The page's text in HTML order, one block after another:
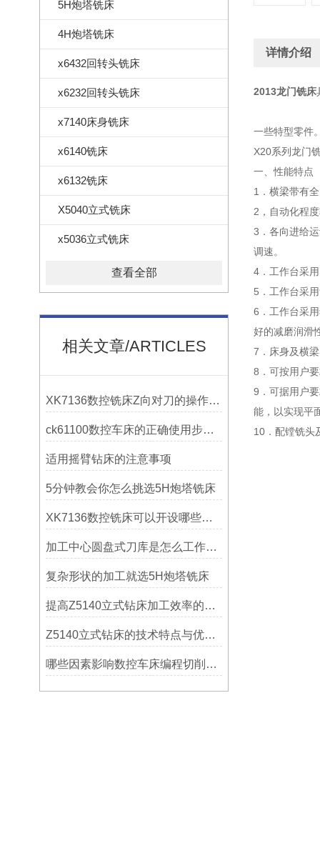
5H炮塔铣床
4H炮塔铣床
x6432回转头铣床
x6232回转头铣床
x7140床身铣床
x6140铣床
x6132铣床
X5040立式铣床
x5036立式铣床
查看全部
相关文章/ARTICLES
XK7136数控铣床Z向对刀的操作方法
ck61100数控车床的正确使用步骤是什么？
适用摇臂钻床的注意事项
5分钟教会你怎么挑选5H炮塔铣床
XK7136数控铣床可以开设哪些考核项目？
加工中心圆盘式刀库是怎么工作的？
复杂形状的加工就选5H炮塔铣床
提高Z5140立式钻床加工效率的改进措施
Z5140立式钻床的技术特点与优势分析
哪些因素影响数控车床编程切削量？
详情介绍
2013龙门铣床
一些特型零件
X20系列龙门
一、性能特点
1．横梁带有
2，自动化程
3．各向进给
调速。
4．工作台采
5．工作台采
6．工作台采
好的减磨润滑
7．床身及横
8．可按用户
9．可据用户
能，以实现平
10．配镗铣头